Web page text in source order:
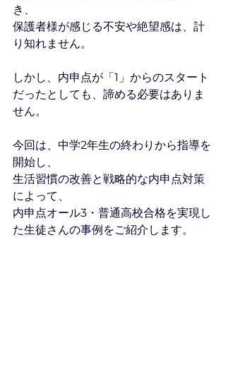
き、
保護者様が感じる不安や絶望感は、計
り知れません。
しかし、内申点が「1」からのスタート
だったとしても、諦める必要はありま
せん。
今回は、中学2年生の終わりから指導を
開始し、
生活習慣の改善と戦略的な内申点対策
によって、
内申点オール3・普通高校合格を実現し
た生徒さんの事例をご紹介します。